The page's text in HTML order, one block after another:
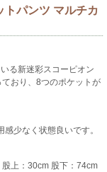
トパンツ マルチカ
る新迷彩スコーピオン
おり、8つのポケットが
少なく状態良いです。
上：30cm 股下：74cm